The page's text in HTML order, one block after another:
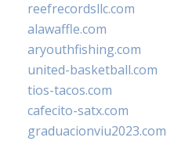
reefrecordsllc.com
alawaffle.com
aryouthfishing.com
united-basketball.com
tios-tacos.com
cafecito-satx.com
graduacionviu2023.com